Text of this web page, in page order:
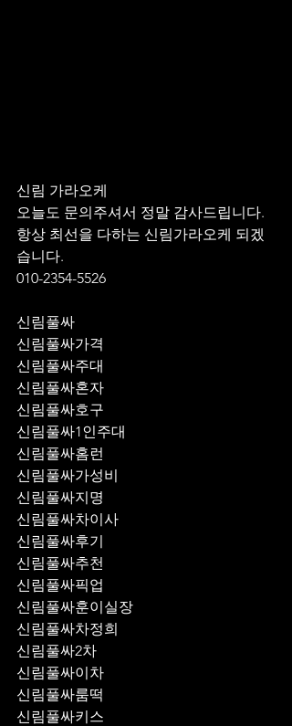
신림 가라오케
오늘도 문의주셔서 정말 감사드립니다.
항상 최선을 다하는 신림가라오케 되겠
습니다.
010-2354-5526
신림풀싸
신림풀싸가격
신림풀싸주대
신림풀싸혼자
신림풀싸호구
신림풀싸1인주대
신림풀싸홈런
신림풀싸가성비
신림풀싸지명
신림풀싸차이사
신림풀싸후기
신림풀싸추천
신림풀싸훈이실장
신림풀싸차정희
신림풀싸2차
신림풀싸이차
신림풀싸룸떡
신림풀싸키스